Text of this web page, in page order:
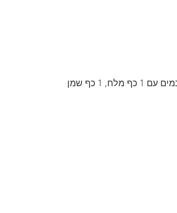
300 גרם פסטה פטוצ'יני של פרפקטו אוסם, מבושלת אל דנטה במים עם 1 כף מלח, 1 כף שמן